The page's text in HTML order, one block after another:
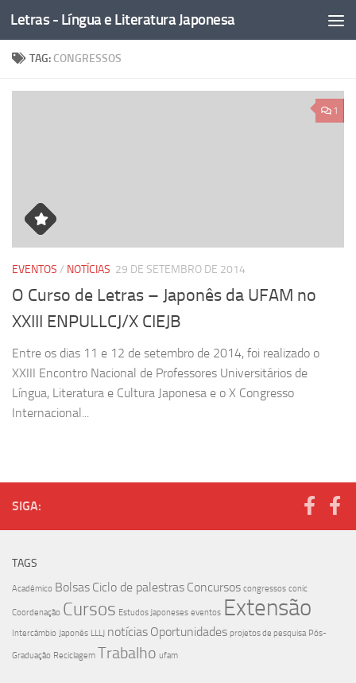
Skip to content
Letras - Língua e Literatura Japonesa
TAG: CONGRESSOS
1
EVENTOS / NOTÍCIAS 29 DE SETEMBRO DE 2014
O Curso de Letras – Japonês da UFAM no
XXIII ENPULLCJ/X CIEJB
Entre os dias 11 e 12 de setembro de 2014, foi realizado o
XXIII Encontro Nacional de Professores Universitários de
Língua, Literatura e Cultura Japonesa e o X Congresso
Internacional...
SIGA:
TAGS
Acadêmico Bolsas Ciclo de palestras Concursos congressos conic
Coordenação Cursos Estudos Japoneses eventos Extensão
Intercâmbio Japonês LLLJ notícias Oportunidades projetos de pesquisa Pós-
Graduação Reciclagem Trabalho ufam